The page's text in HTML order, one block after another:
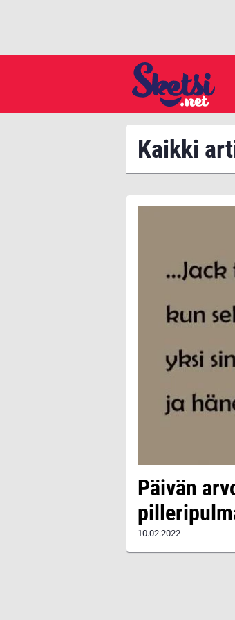
Kaikki
Päivän
10.02.2022